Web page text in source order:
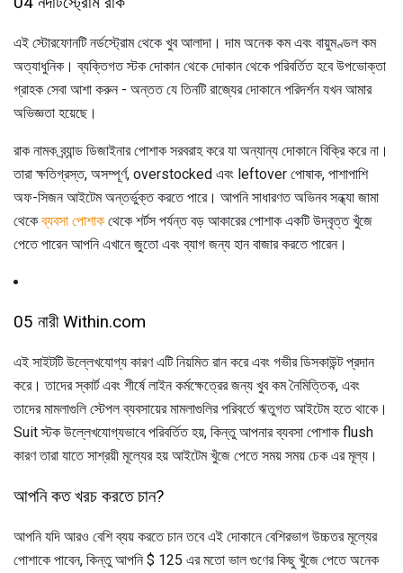
এই স্টোরফোনটি নর্ডস্ট্রোম থেকে খুব আলাদা। দাম অনেক কম এবং বায়ুমণ্ডল কম
অত্যাধুনিক। ব্যক্তিগত স্টক দোকান থেকে দোকান থেকে পরিবর্তিত হবে উপভোক্তা
গ্রাহক সেবা আশা করুন - অন্তত যে তিনটি রাজ্যের দোকানে পরিদর্শন যখন আমার
অভিজ্ঞতা হয়েছে।
রাক নামক ব্র্যান্ড ডিজাইনার পোশাক সরবরাহ করে যা অন্যান্য দোকানে বিক্রি করে না।
তারা ক্ষতিগ্রস্ত, অসম্পূর্ণ, overstocked এবং leftover পোষাক, পাশাপাশি
অফ-সিজন আইটেম অন্তর্ভুক্ত করতে পারে। আপনি সাধারণত অভিনব সন্ধ্যা জামা
থেকেব্যবসা পোশাক থেকে শর্টস পর্যন্ত বড় আকারের পোশাক একটি উদ্বৃত্ত খুঁজে
পেতে পারেন আপনি এখানে জুতো এবং ব্যাগ জন্য হান বাজার করতে পারেন।
05 নারী Within.com
এই সাইটটি উল্লেখযোগ্য কারণ এটি নিয়মিত রান করে এবং গভীর ডিসকাউন্ট প্রদান
করে। তাদের স্কার্ট এবং শীর্ষে লাইন কর্মক্ষেত্রের জন্য খুব কম নৈমিত্তিক, এবং
তাদের মামলাগুলি স্টেপল ব্যবসায়ের মামলাগুলির পরিবর্তে ঋতুগত আইটেম হতে থাকে।
Suit স্টক উল্লেখযোগ্যভাবে পরিবর্তিত হয়, কিন্তু আপনার ব্যবসা পোশাক flush
কারণ তারা যাতে সাশ্রয়ী মূল্যের হয় আইটেম খুঁজে পেতে সময় সময় চেক এর মূল্য।
আপনি কত খরচ করতে চান?
আপনি যদি আরও বেশি ব্যয় করতে চান তবে এই দোকানে বেশিরভাগ উচ্চতর মূল্যের
পোশাকে পাবেন, কিন্তু আপনি $ 125 এর মতো ভাল গুণের কিছু খুঁজে পেতে অনেক